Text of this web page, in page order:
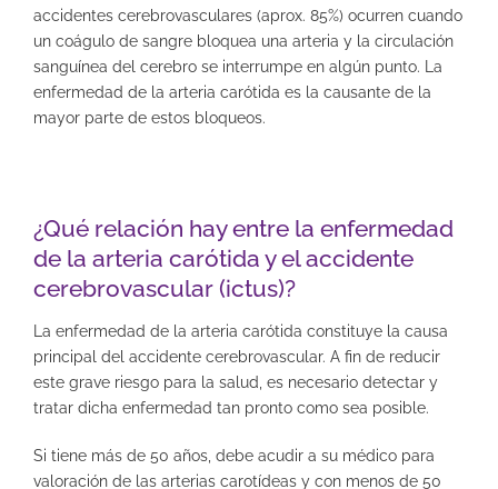
accidentes cerebrovasculares (aprox. 85%) ocurren cuando
un coágulo de sangre bloquea una arteria y la circulación
sanguínea del cerebro se interrumpe en algún punto. La
enfermedad de la arteria carótida es la causante de la
mayor parte de estos bloqueos.
¿Qué relación hay entre la enfermedad
de la arteria carótida y el accidente
cerebrovascular (ictus)?
La enfermedad de la arteria carótida constituye la causa
principal del accidente cerebrovascular. A fin de reducir
este grave riesgo para la salud, es necesario detectar y
tratar dicha enfermedad tan pronto como sea posible.
Si tiene más de 50 años, debe acudir a su médico para
valoración de las arterias carotídeas y con menos de 50